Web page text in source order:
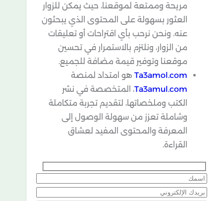
مريحة وممتعة لموقعنا، حيث يمكن للزوار
العثور بسهولة على المحتوى الذي يبحثون
عنه. ونحن نرحب بأي اقتراحات أو تعليقات
من الزوار، ونلتزم بالاستمرار في تحسين
موقعنا وتوفير قيمة مضافة للجميع.
Ta3amol.com هو امتداد لمنصة
Ta3amul.com، المتخصصة في نشر
الكتب وملخصاتها، لتقديم تجربة متكاملة
وشاملة تعزز من سهولة الوصول إلى
المعرفة والمحتوى المفيد لعشاق
القراءة.